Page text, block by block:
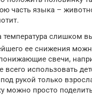
часть языка –
температура слишком
ее снижения
свечи,
всего использовать
рукой только
можно просто